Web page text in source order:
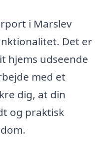
i Marslev
Det er
hjems udseende
med et
dig, at din
og praktisk